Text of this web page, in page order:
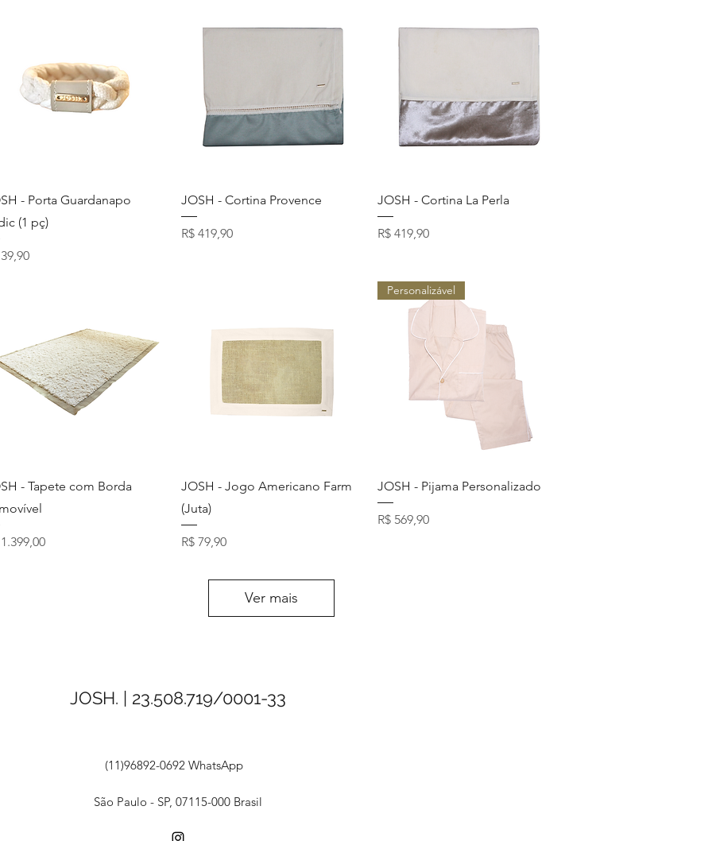
Visualização rápida
- Porta Guardanapo
(1 pç)
Visualização rápida
JOSH - Cortina Provence
Preço
R$ 419,90
Visualização rápida
JOSH - Cortina La Perla
Preço
R$ 419,90
Visualização rápida
- Tapete com Borda
Visualização rápida
JOSH - Jogo Americano Farm
(Juta)
Preço
R$ 79,90
Visualização rápida
Personalizável
JOSH - Pijama Personalizado
Preço
R$ 569,90
Ver mais
JOSH. | 23.508.719/0001-33
(11)96892-0692 WhatsApp
São Paulo - SP, 07115-000 Brasil